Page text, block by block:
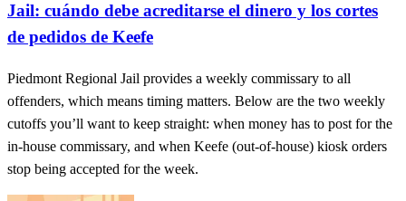
Jail: cuándo debe acreditarse el dinero y los cortes
de pedidos de Keefe
Piedmont Regional Jail provides a weekly commissary to all
offenders, which means timing matters. Below are the two weekly
cutoffs you’ll want to keep straight: when money has to post for the
in-house commissary, and when Keefe (out-of-house) kiosk orders
stop being accepted for the week.